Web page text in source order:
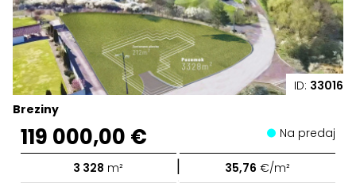
ID: 33016
Breziny
119 000,00 € Na predaj
3 328 m² | 35,76 €/m²